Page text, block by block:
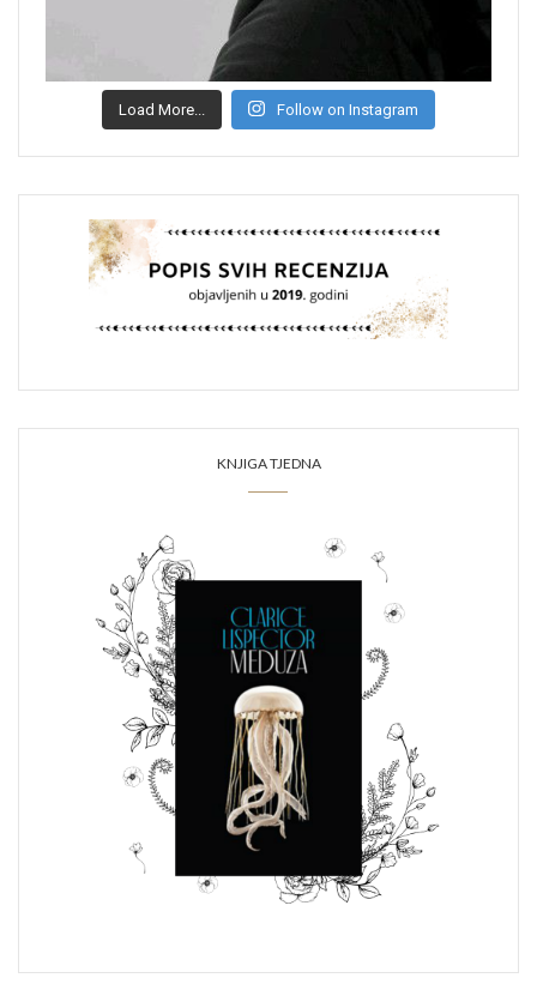
Load More... Follow on Instagram
KNJIGA TJEDNA